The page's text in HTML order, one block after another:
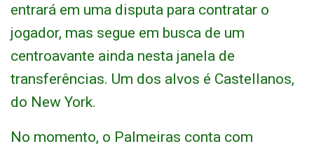
entrará em uma disputa para contratar o
jogador, mas segue em busca de um
centroavante ainda nesta janela de
transferências. Um dos alvos é Castellanos,
do New York.
No momento, o Palmeiras conta com